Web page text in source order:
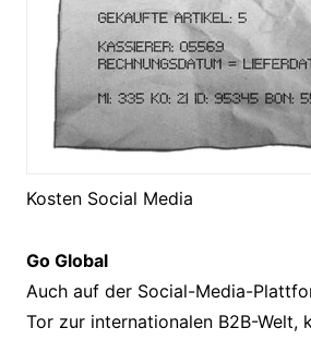
Kosten Social Media
Go Global
Auch auf der Social-Media-
Tor zur internationalen B2B-Welt,